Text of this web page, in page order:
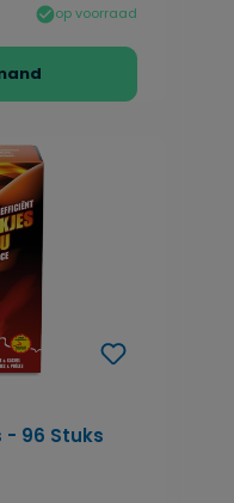
op voorraad
- 96 Stuks